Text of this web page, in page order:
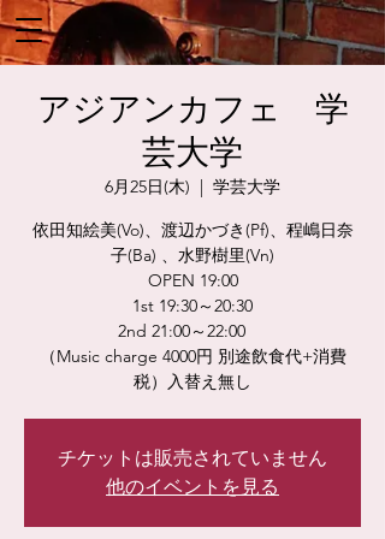
アジアンカフェ 学
芸大学
6月25日(木)
  |
学芸大学
依田知絵美(Vo)、渡辺かづき(Pf)、程嶋日奈
子(Ba) 、水野樹里(Vn)
OPEN 19:00
1st 19:30～20:30
2nd 21:00～22:00
（Music charge 4000円 別途飲食代+消費
税）入替え無し
チケットは販売されていません
他のイベントを見る